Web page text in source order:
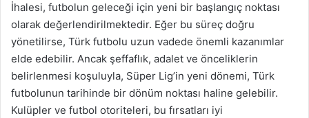
İhalesi, futbolun geleceği için yeni bir başlangıç noktası
olarak değerlendirilmektedir. Eğer bu süreç doğru
yönetilirse, Türk futbolu uzun vadede önemli kazanımlar
elde edebilir. Ancak şeffaflık, adalet ve önceliklerin
belirlenmesi koşuluyla, Süper Lig’in yeni dönemi, Türk
futbolunun tarihinde bir dönüm noktası haline gelebilir.
Kulüpler ve futbol otoriteleri, bu fırsatları iyi